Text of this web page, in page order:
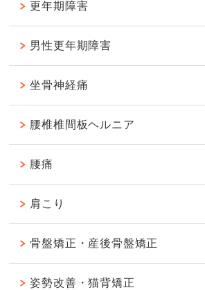
更年期障害
男性更年期障害
坐骨神経痛
腰椎椎間板ヘルニア
腰痛
肩こり
骨盤矯正・産後骨盤矯正
姿勢改善・猫背矯正